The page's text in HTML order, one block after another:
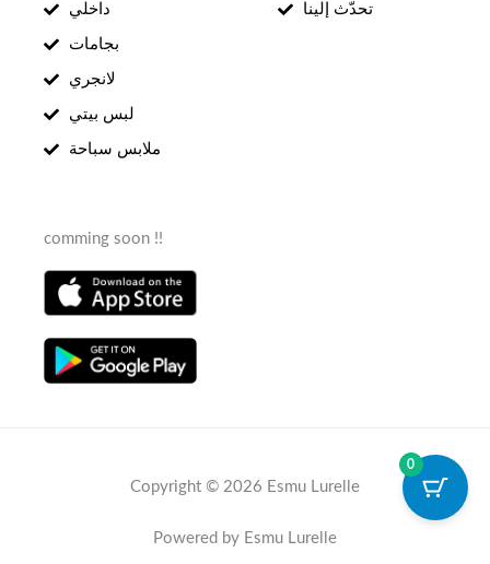
داخلي
بجامات
لانجري
لبس بيتي
ملابس سباحة
تحدّث إلينا
comming soon !!
Copyright © 2026 Esmu Lurelle
Powered by Esmu Lurelle
0